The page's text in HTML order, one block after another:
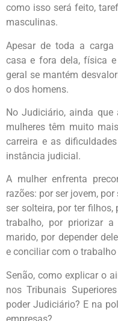
como isso será feito,
masculinas.
Apesar de toda a carga
casa e fora dela, física
geral se mantém
o dos homens.
No Judiciário, ainda que
mulheres têm muito
carreira e as
instância judicial.
A mulher enfrenta
razões: por ser jovem,
ser solteira, por ter
trabalho, por priorizar
marido, por depender
e conciliar com o
Senão, como explicar o
nos Tribunais
poder Judiciário? E na